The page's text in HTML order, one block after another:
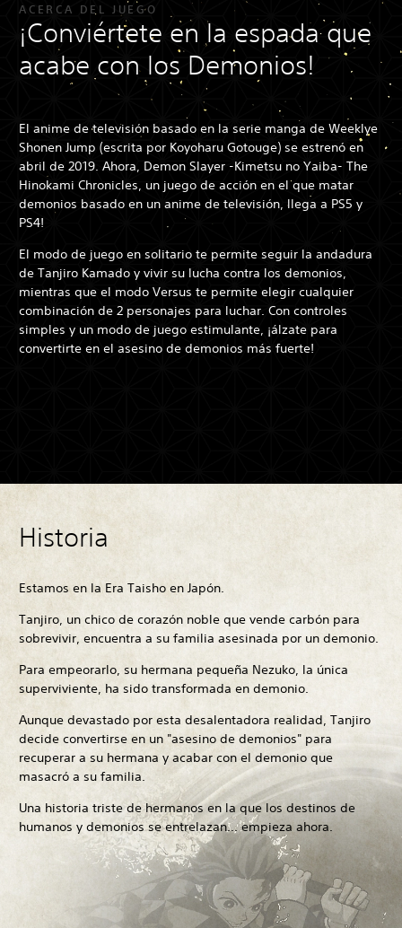
ACERCA DEL JUEGO
¡Conviértete en la espada que
acabe con los Demonios!
El anime de televisión basado en la serie manga de Weeklye
Shonen Jump (escrita por Koyoharu Gotouge) se estrenó en
abril de 2019. Ahora, Demon Slayer -Kimetsu no Yaiba- The
Hinokami Chronicles, un juego de acción en el que matar
demonios basado en un anime de televisión, llega a PS5 y
PS4!
El modo de juego en solitario te permite seguir la andadura
de Tanjiro Kamado y vivir su lucha contra los demonios,
mientras que el modo Versus te permite elegir cualquier
combinación de 2 personajes para luchar. Con controles
simples y un modo de juego estimulante, ¡álzate para
convertirte en el asesino de demonios más fuerte!
Historia
Estamos en la Era Taisho en Japón.
Tanjiro, un chico de corazón noble que vende carbón para
sobrevivir, encuentra a su familia asesinada por un demonio.
Para empeorarlo, su hermana pequeña Nezuko, la única
superviviente, ha sido transformada en demonio.
Aunque devastado por esta desalentadora realidad, Tanjiro
decide convertirse en un "asesino de demonios" para
recuperar a su hermana y acabar con el demonio que
masacró a su familia.
Una historia triste de hermanos en la que los destinos de
humanos y demonios se entrelazan... empieza ahora.